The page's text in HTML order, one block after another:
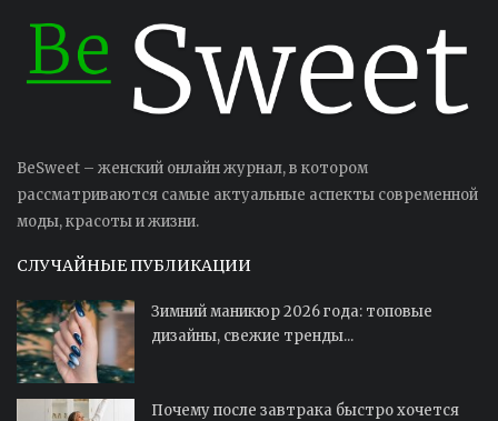
BeSweet – женский онлайн журнал, в котором
рассматриваются самые актуальные аспекты современной
моды, красоты и жизни.
СЛУЧАЙНЫЕ ПУБЛИКАЦИИ
Зимний маникюр 2026 года: топовые
дизайны, свежие тренды...
Почему после завтрака быстро хочется